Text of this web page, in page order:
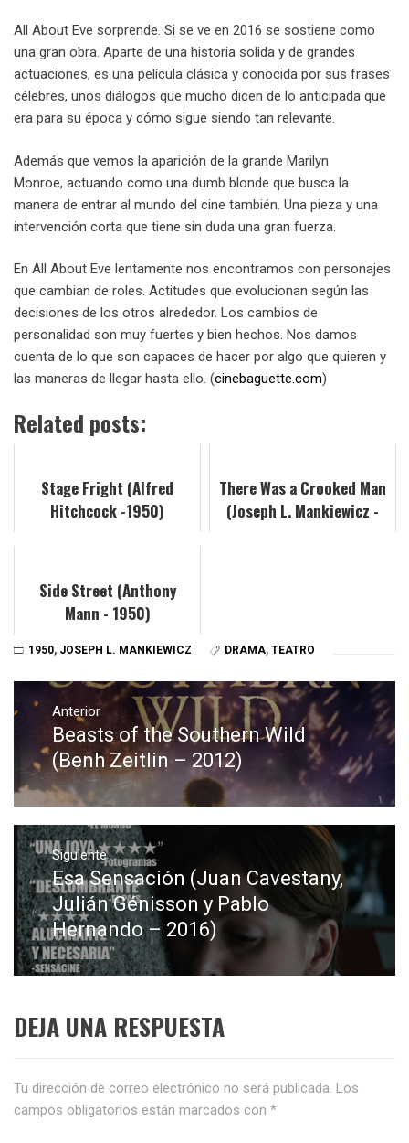
All About Eve sorprende. Si se ve en 2016 se sostiene como
una gran obra. Aparte de una historia solida y de grandes
actuaciones, es una película clásica y conocida por sus frases
célebres, unos diálogos que mucho dicen de lo anticipada que
era para su época y cómo sigue siendo tan relevante.
Además que vemos la aparición de la grande Marilyn
Monroe, actuando como una dumb blonde que busca la
manera de entrar al mundo del cine también. Una pieza y una
intervención corta que tiene sin duda una gran fuerza.
En All About Eve lentamente nos encontramos con personajes
que cambian de roles. Actitudes que evolucionan según las
decisiones de los otros alrededor. Los cambios de
personalidad son muy fuertes y bien hechos. Nos damos
cuenta de lo que son capaces de hacer por algo que quieren y
las maneras de llegar hasta ello. (cinebaguette.com)
Related posts:
Stage Fright (Alfred
Hitchcock -1950)
There Was a Crooked Man
(Joseph L. Mankiewicz -
Side Street (Anthony
Mann - 1950)
1950, JOSEPH L. MANKIEWICZ DRAMA, TEATRO
Navegación
de
entradas
Anterior
Entrada
anterior:
Beasts of the Southern Wild
(Benh Zeitlin – 2012)
Siguiente
Entrada
siguiente:
Esa Sensación (Juan Cavestany,
Julián Génisson y Pablo
Hernando – 2016)
DEJA UNA RESPUESTA
Tu dirección de correo electrónico no será publicada. Los
campos obligatorios están marcados con *